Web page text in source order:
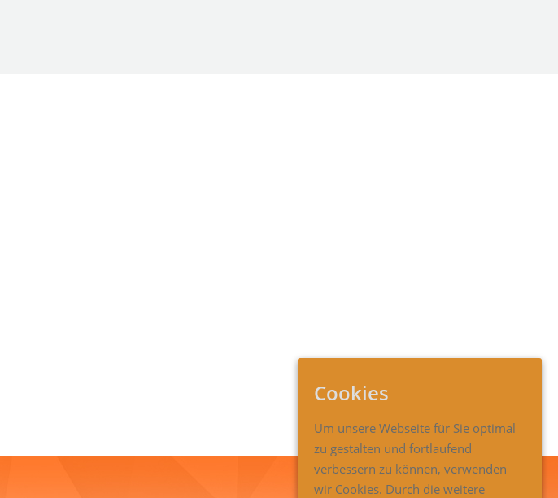
Cookies
Um unsere Webseite für Sie optimal
zu gestalten und fortlaufend
verbessern zu können, verwenden
wir Cookies. Durch die weitere